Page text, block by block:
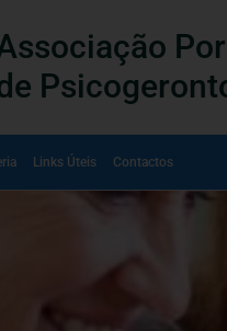
Links Úteis Contactos